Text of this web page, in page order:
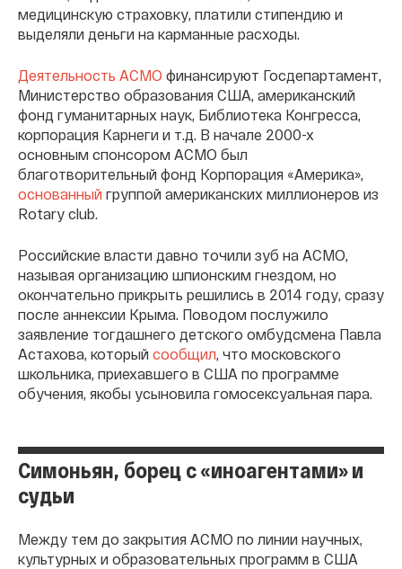
медицинскую страховку, платили стипендию и
выделяли деньги на карманные расходы.
Деятельность АСМО финансируют Госдепартамент,
Министерство образования США, американский
фонд гуманитарных наук, Библиотека Конгресса,
корпорация Карнеги и т.д. В начале 2000-х
основным спонсором АСМО был
благотворительный фонд Корпорация «Америка»,
основанный группой американских миллионеров из
Rotary club.
Российские власти давно точили зуб на АСМО,
называя организацию шпионским гнездом, но
окончательно прикрыть решились в 2014 году, сразу
после аннексии Крыма. Поводом послужило
заявление тогдашнего детского омбудсмена Павла
Астахова, который сообщил, что московского
школьника, приехавшего в США по программе
обучения, якобы усыновила гомосексуальная пара.
Симоньян, борец с «иноагентами» и
судьи
Между тем до закрытия АСМО по линии научных,
культурных и образовательных программ в США